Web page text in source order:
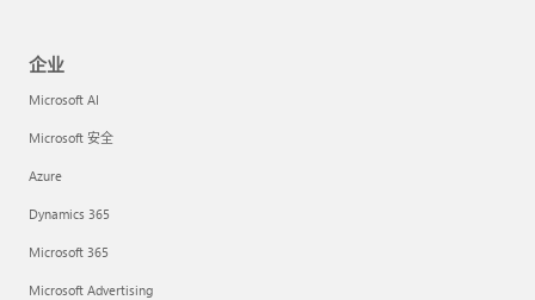
企业
Microsoft AI
Microsoft 安全
Azure
Dynamics 365
Microsoft 365
Microsoft Advertising